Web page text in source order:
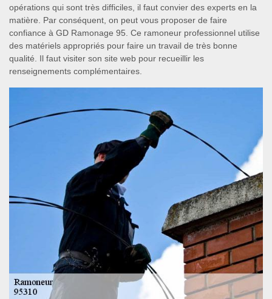
opérations qui sont très difficiles, il faut convier des experts en la
matière. Par conséquent, on peut vous proposer de faire
confiance à GD Ramonage 95. Ce ramoneur professionnel utilise
des matériels appropriés pour faire un travail de très bonne
qualité. Il faut visiter son site web pour recueillir les
renseignements complémentaires.